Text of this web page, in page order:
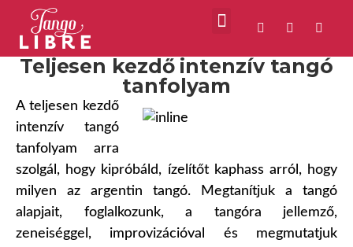
Teljesen kezdő intenzív tangó
tanfolyam
A teljesen kezdő
intenzív tangó
tanfolyam arra
szolgál, hogy kipróbáld, ízelítőt kaphass arról, hogy
milyen az argentin tangó. Megtanítjuk a tangó
alapjait, foglalkozunk, a tangóra jellemző,
zeneiséggel, improvizációval és megmutatjuk